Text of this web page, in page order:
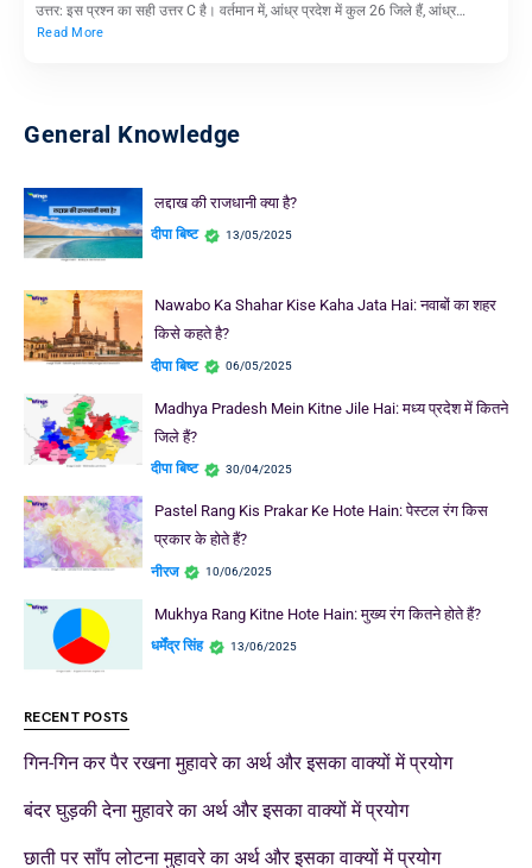
उत्तर: इस प्रश्न का सही उत्तर C है। वर्तमान में, आंध्र प्रदेश में कुल 26 जिले हैं, आंध्र…
Read More
General Knowledge
लद्दाख की राजधानी क्या है?
दीपा बिष्ट 13/05/2025
Nawabo Ka Shahar Kise Kaha Jata Hai: नवाबों का शहर
किसे कहते है?
दीपा बिष्ट 06/05/2025
Madhya Pradesh Mein Kitne Jile Hai: मध्य प्रदेश में कितने
जिले हैं?
दीपा बिष्ट 30/04/2025
Pastel Rang Kis Prakar Ke Hote Hain: पेस्टल रंग किस
प्रकार के होते हैं?
नीरज 10/06/2025
Mukhya Rang Kitne Hote Hain: मुख्य रंग कितने होते हैं?
धर्मेंद्र सिंह 13/06/2025
RECENT POSTS
गिन-गिन कर पैर रखना मुहावरे का अर्थ और इसका वाक्यों में प्रयोग
बंदर घुड़की देना मुहावरे का अर्थ और इसका वाक्यों में प्रयोग
छाती पर साँप लोटना मुहावरे का अर्थ और इसका वाक्यों में प्रयोग